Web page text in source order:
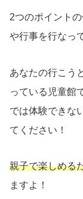
2つのポイント
や行事を行なっ
あなたの行こう
っている児童館
では体験できな
てください！
親子で楽しめる
ますよ！